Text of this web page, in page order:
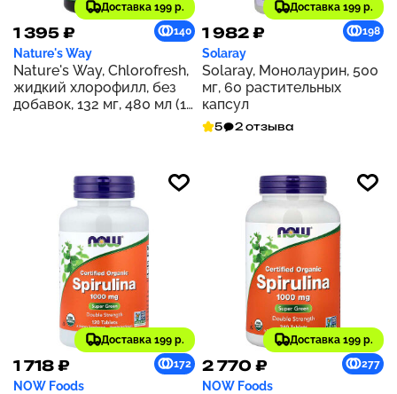
Доставка 199 р.
1 395 ₽ 140
Nature's Way
Nature's Way, Chlorofresh,
жидкий хлорофилл, без
добавок, 132 мг, 480 мл (16
Доставка 199 р.
1 982 ₽ 198
Solaray
Solaray, Монолаурин, 500
мг, 60 растительных
капсул
5 2 отзыва
Доставка 199 р.
1 718 ₽ 172
NOW Foods
Доставка 199 р.
2 770 ₽ 277
NOW Foods